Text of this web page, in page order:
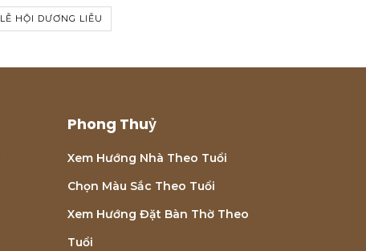
LỄ HỘI DƯƠNG LIỄU
Phong Thuỷ
Xem Hướng Nhà Theo Tuổi
Chọn Màu Sắc Theo Tuổi
Xem Hướng Đặt Bàn Thờ Theo
Tuổi